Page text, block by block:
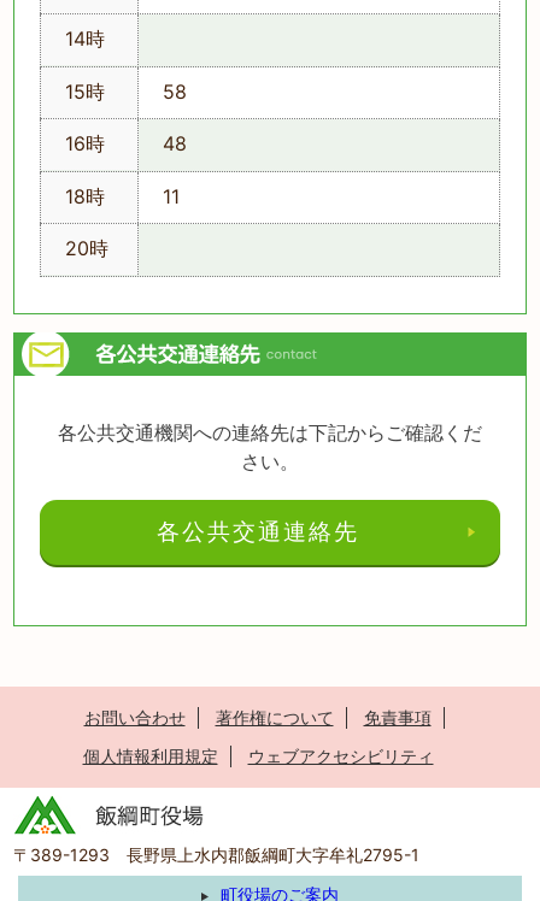
14時
15時 58
16時 48
18時 11
20時
各公共交通機関への連絡先は下記からご確認くだ
さい。
各公共交通連絡先
お問い合わせ 著作権について
免責事項
個人情報利用規定
ウェブアクセシビリティ
〒389-1293 長野県上水内郡飯綱町大字牟礼2795-1
町役場のご案内